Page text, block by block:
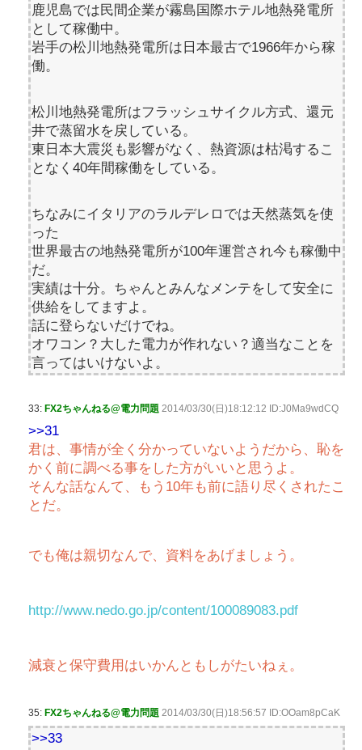
鹿児島では民間企業が霧島国際ホテル地熱発電所
として稼働中。
岩手の松川地熱発電所は日本最古で1966年から稼
働。
松川地熱発電所はフラッシュサイクル方式、還元
井で蒸留水を戻している。
東日本大震災も影響がなく、熱資源は枯渇するこ
となく40年間稼働をしている。
ちなみにイタリアのラルデレロでは天然蒸気を使
った
世界最古の地熱発電所が100年運営され今も稼働中
だ。
実績は十分。ちゃんとみんなメンテをして安全に
供給をしてますよ。
話に登らないだけでね。
オワコン？大した電力が作れない？適当なことを
言ってはいけないよ。
33: FX2ちゃんねる@電力問題 2014/03/30(日)18:12:12 ID:J0Ma9wdCQ
>>31
君は、事情が全く分かっていないようだから、恥を
かく前に調べる事をした方がいいと思うよ。
そんな話なんて、もう10年も前に語り尽くされたこ
とだ。
でも俺は親切なんで、資料をあげましょう。
http://www.nedo.go.jp/content/100089083.pdf
減衰と保守費用はいかんともしがたいねぇ。
35: FX2ちゃんねる@電力問題 2014/03/30(日)18:56:57 ID:OOam8pCaK
>>33